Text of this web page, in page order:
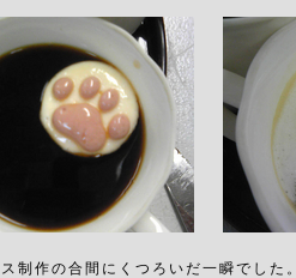
制作の合間にくつろいだ一瞬でした。